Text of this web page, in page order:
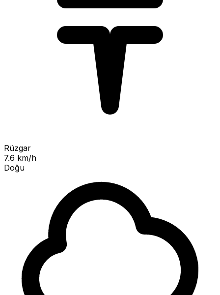
Rüzgar
7.6 km/h
Doğu